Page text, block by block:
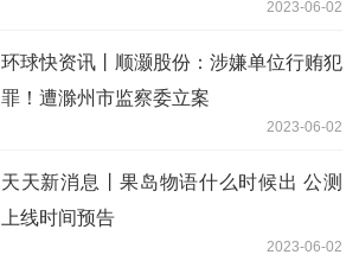
2023-06-02
环球快资讯丨顺灏股份：涉嫌单位行贿犯
罪！遭滁州市监察委立案
2023-06-02
天天新消息丨果岛物语什么时候出 公测
上线时间预告
2023-06-02